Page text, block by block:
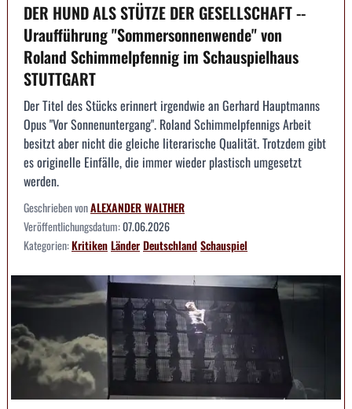
DER HUND ALS STÜTZE DER GESELLSCHAFT --
Uraufführung "Sommersonnenwende" von
Roland Schimmelpfennig im Schauspielhaus
STUTTGART
Der Titel des Stücks erinnert irgendwie an Gerhard Hauptmanns
Opus "Vor Sonnenuntergang". Roland Schimmelpfennigs Arbeit
besitzt aber nicht die gleiche literarische Qualität. Trotzdem gibt
es originelle Einfälle, die immer wieder plastisch umgesetzt
werden.
Geschrieben vonALEXANDER WALTHER
Veröffentlichungsdatum:07.06.2026
Kategorien:KritikenLänderDeutschlandSchauspiel